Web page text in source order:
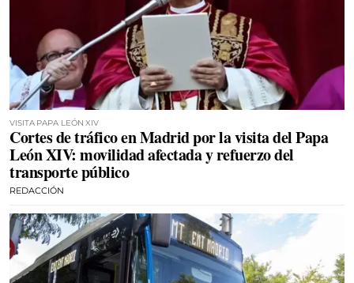
VISITA PAPA LEÓN XIV
Cortes de tráfico en Madrid por la visita del Papa
León XIV: movilidad afectada y refuerzo del
transporte público
REDACCIÓN